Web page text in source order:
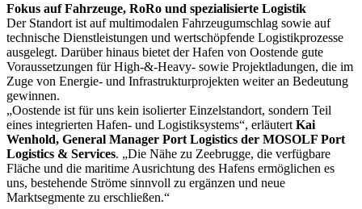
Fokus auf Fahrzeuge, RoRo und spezialisierte Logistik
Der Standort ist auf multimodalen Fahrzeugumschlag sowie auf
technische Dienstleistungen und wertschöpfende Logistikprozesse
ausgelegt. Darüber hinaus bietet der Hafen von Oostende gute
Voraussetzungen für High-&-Heavy- sowie Projektladungen, die im
Zuge von Energie- und Infrastrukturprojekten weiter an Bedeutung
gewinnen.
„Oostende ist für uns kein isolierter Einzelstandort, sondern Teil
eines integrierten Hafen- und Logistiksystems“, erläutert Kai
Wenhold, General Manager Port Logistics der MOSOLF Port
Logistics & Services. „Die Nähe zu Zeebrugge, die verfügbare
Fläche und die maritime Ausrichtung des Hafens ermöglichen es
uns, bestehende Ströme sinnvoll zu ergänzen und neue
Marktsegmente zu erschließen.“